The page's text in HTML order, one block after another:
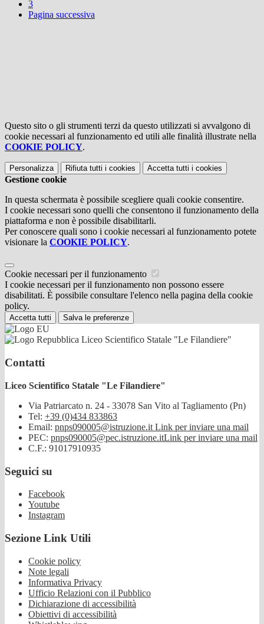
3
Pagina successiva
Questo sito o gli strumenti terzi da questo utilizzati si avvalgono di
cookie necessari al funzionamento ed utili alle finalità illustrate nella
COOKIE POLICY.
Personalizza Rifiuta tutti i cookies Accetta tutti i cookies
Gestione cookie
In questa schermata è possibile scegliere quali cookie consentire.
I cookie necessari sono quelli che consentono il funzionamento della
piattaforma e non è possibile disabilitarli.
Per conoscere quali sono i cookie necessari al funzionamento potete
visionare la COOKIE POLICY.
Cookie necessari per il funzionamento
I cookie necessari per il funzionamento non possono essere
disabilitati. È possibile consultare l'elenco nella pagina della cookie
policy.
Accetta tutti Salva le preferenze
Liceo Scientifico Statale "Le Filandiere"
Contatti
Liceo Scientifico Statale "Le Filandiere"
Via Patriarcato n. 24 - 33078 San Vito al Tagliamento (Pn)
Tel: +39 (0)434 833863
Email: pnps090005@istruzione.it Link per inviare una mail
PEC: pnps090005@pec.istruzione.itLink per inviare una mail
C.F.: 91017910935
Seguici su
Facebook
Youtube
Instagram
Sezione Link Utili
Cookie policy
Note legali
Informativa Privacy
Ufficio Relazioni con il Pubblico
Dichiarazione di accessibilità
Obiettivi di accessibilità